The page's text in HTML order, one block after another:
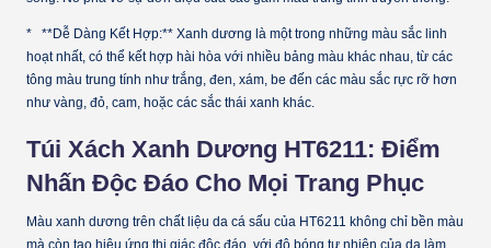
* **Dễ Dàng Kết Hợp:** Xanh dương là một trong những màu sắc linh
hoạt nhất, có thể kết hợp hài hòa với nhiều bảng màu khác nhau, từ các
tông màu trung tính như trắng, đen, xám, be đến các màu sắc rực rỡ hơn
như vàng, đỏ, cam, hoặc các sắc thái xanh khác.
Túi Xách Xanh Dương HT6211: Điểm
Nhấn Độc Đáo Cho Mọi Trang Phục
Màu xanh dương trên chất liệu da cá sấu của HT6211 không chỉ bền màu
mà còn tạo hiệu ứng thị giác độc đáo, với độ bóng tự nhiên của da làm